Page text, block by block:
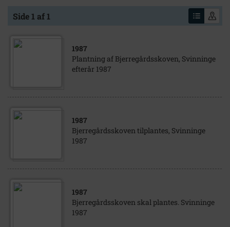
Side 1 af 1
1987
Plantning af Bjerregårdsskoven, Svinninge
efterår 1987
1987
Bjerregårdsskoven tilplantes, Svinninge
1987
1987
Bjerregårdsskoven skal plantes. Svinninge
1987